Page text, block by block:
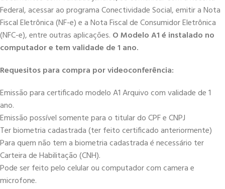
Federal, acessar ao programa Conectividade Social, emitir a Nota
Fiscal Eletrônica (NF-e) e a Nota Fiscal de Consumidor Eletrônica
(NFC-e), entre outras aplicações. O Modelo A1 é instalado no
computador e tem validade de 1 ano.
Requesitos para compra por videoconferência:
Emissão para certificado modelo A1 Arquivo com validade de 1
ano.
Emissão possível somente para o titular do CPF e CNPJ
Ter biometria cadastrada (ter feito certificado anteriormente)
Para quem não tem a biometria cadastrada é necessário ter
Carteira de Habilitação (CNH).
Pode ser feito pelo celular ou computador com camera e
microfone.